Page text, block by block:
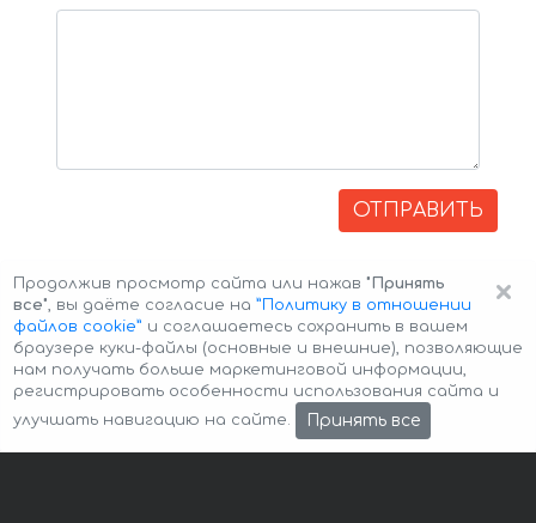
ОТПРАВИТЬ
Авторские права © 2026 Авто-Аренда Cookie Policy
×
Продолжив просмотр сайта или нажав "Принять
все", вы даёте согласие на ”Политику в отношении
файлов cookie” и соглашаетесь сохранить в вашем
браузере куки-файлы (основные и внешние), позволяющие
нам получать больше маркетинговой информации,
регистрировать особенности использования сайта и
улучшать навигацию на сайте.
Принять все